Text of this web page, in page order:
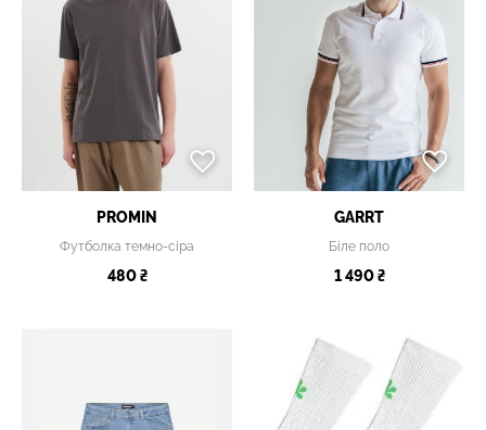
PROMIN
Футболка темно-сіра
480 ₴
GARRT
Біле поло
1 490 ₴